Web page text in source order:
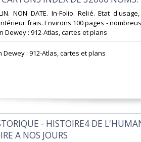
NON DATE. In-Folio. Relié. Etat
frais. Environs 100 pages -
Dewey : 912-Atlas, cartes et plans‎
Dewey : 912-Atlas, cartes et plans‎
- HISTOIRE4 DE
A NOS JOURS‎